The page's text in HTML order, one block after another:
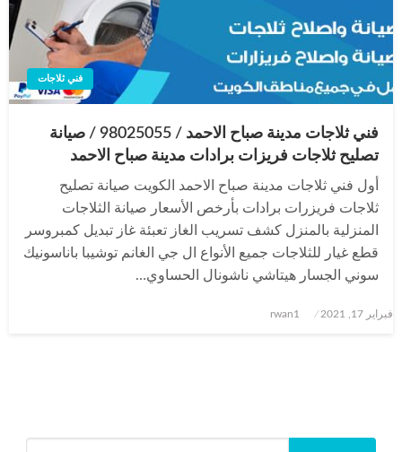
فني ثلاجات
فني ثلاجات مدينة صباح الاحمد / 98025055 / صيانة
تصليح ثلاجات فريزات برادات مدينة صباح الاحمد
أول فني ثلاجات مدينة صباح الاحمد الكويت صيانة تصليح
ثلاجات فريزرات برادات بأرخص الأسعار صيانة الثلاجات
المنزلية بالمنزل كشف تسريب الغاز تعبئة غاز تبديل كمبروسر
قطع غيار للثلاجات جميع الأنواع ال جي الغانم توشيبا باناسونيك
سوني الجسار هيتاشي ناشونال الحساوي…
نُشر
فبراير 17, 2021 rwan1